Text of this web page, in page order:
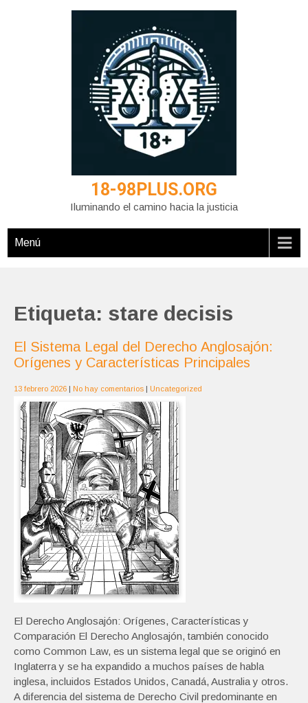
18-98PLUS.ORG
Iluminando el camino hacia la justicia
Menú
Etiqueta: stare decisis
El Sistema Legal del Derecho Anglosajón:
Orígenes y Características Principales
13 febrero 2026 | No hay comentarios | Uncategorized
El Derecho Anglosajón: Orígenes, Características y
Comparación El Derecho Anglosajón, también conocido
como Common Law, es un sistema legal que se originó en
Inglaterra y se ha expandido a muchos países de habla
inglesa, incluidos Estados Unidos, Canadá, Australia y otros.
A diferencia del sistema de Derecho Civil predominante en